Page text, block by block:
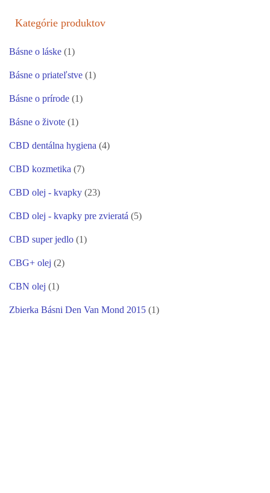
Kategórie produktov
Básne o láske (1)
Básne o priateľstve (1)
Básne o prírode (1)
Básne o živote (1)
CBD dentálna hygiena (4)
CBD kozmetika (7)
CBD olej - kvapky (23)
CBD olej - kvapky pre zvieratá (5)
CBD super jedlo (1)
CBG+ olej (2)
CBN olej (1)
Zbierka Básni Den Van Mond 2015 (1)